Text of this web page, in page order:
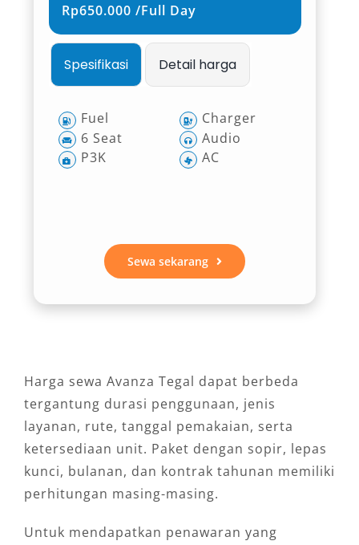
Rp650.000 /Full Day
Spesifikasi Detail harga
Fuel
6 Seat
P3K
Charger
Audio
AC
Sewa sekarang
Harga sewa Avanza Tegal dapat berbeda
tergantung durasi penggunaan, jenis
layanan, rute, tanggal pemakaian, serta
ketersediaan unit. Paket dengan sopir, lepas
kunci, bulanan, dan kontrak tahunan memiliki
perhitungan masing-masing.
Untuk mendapatkan penawaran yang